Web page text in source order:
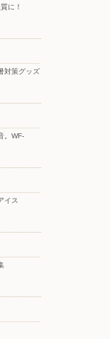
に！
対策グッズ
。WF-
イス